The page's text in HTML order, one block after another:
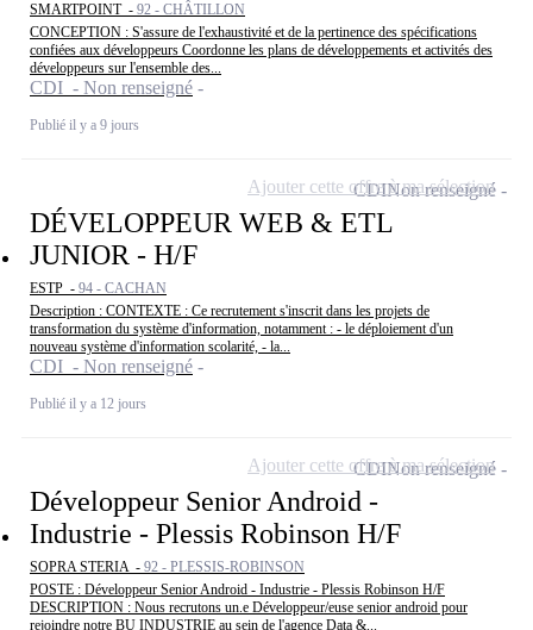
SMARTPOINT - 92 - CHÂTILLON
CONCEPTION : S'assure de l'exhaustivité et de la pertinence des spécifications
confiées aux développeurs Coordonne les plans de développements et activités des
développeurs sur l'ensemble des...
CDI - Non renseigné
Publié il y a 9 jours
DÉVELOPPEUR WEB & ETL
JUNIOR - H/F
ESTP - 94 - CACHAN
Description : CONTEXTE : Ce recrutement s'inscrit dans les projets de
transformation du système d'information, notamment : - le déploiement d'un
nouveau système d'information scolarité, - la...
CDI - Non renseigné
Publié il y a 12 jours
CDINon renseigné
Ajouter cette offre à ma sélection
Développeur Senior Android -
Industrie - Plessis Robinson H/F
SOPRA STERIA - 92 - PLESSIS-ROBINSON
POSTE : Développeur Senior Android - Industrie - Plessis Robinson H/F
DESCRIPTION : Nous recrutons un.e Développeur/euse senior android pour
rejoindre notre BU INDUSTRIE au sein de l'agence Data &...
CDINon renseigné
Ajouter cette offre à ma sélection